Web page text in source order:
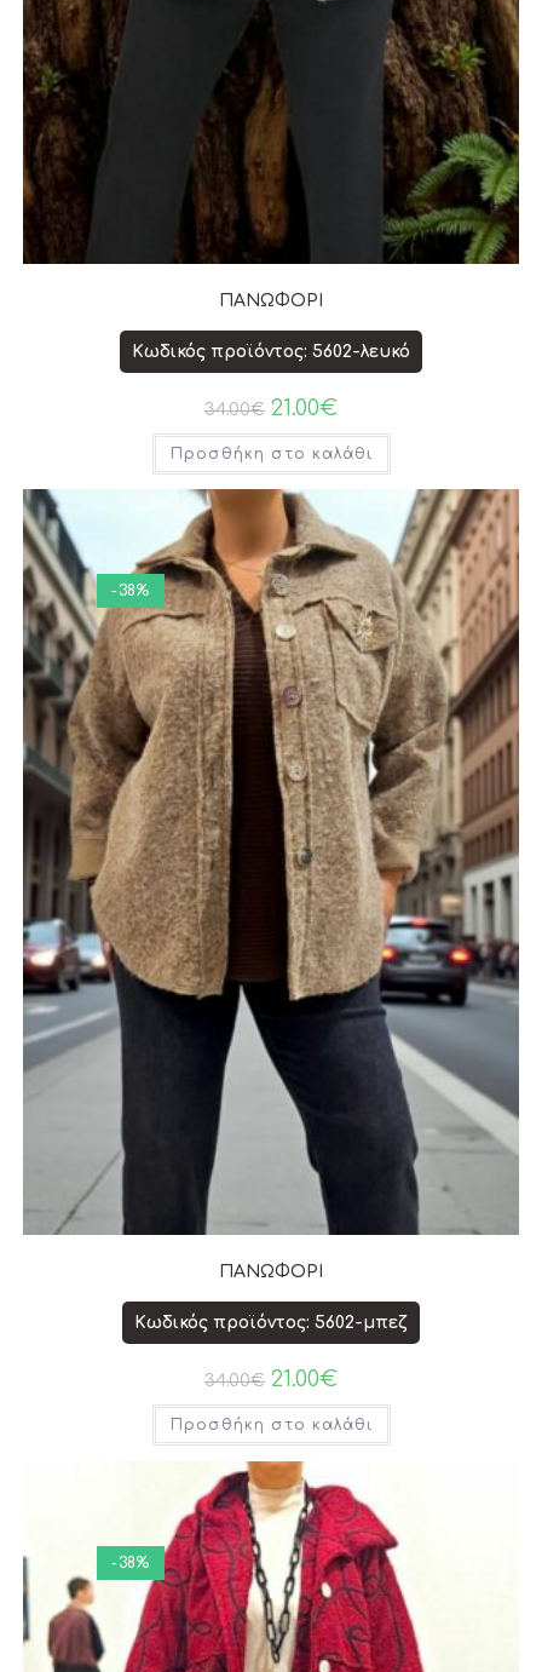
ΠΑΝΩΦΟΡΙ
Κωδικός προϊόντος: 5602-λευκό
34.00€ 21.00€
Προσθήκη στο καλάθι
-38%
ΠΑΝΩΦΟΡΙ
Κωδικός προϊόντος: 5602-μπεζ
34.00€ 21.00€
Προσθήκη στο καλάθι
-38%